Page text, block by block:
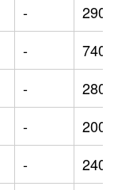
-
290m²
-
740m²
-
280m²
-
-
240m²